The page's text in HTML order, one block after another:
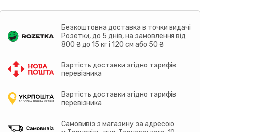
Безкоштовна доставка в точки видачі
Розетки, до 5 днів, на замовлення від
800 ₴ до 15 кг і 120 см або 50 ₴
Вартість доставки згідно тарифів
перевізника
Вартість доставки згідно тарифів
перевізника
Самовивіз з магазину за адресою